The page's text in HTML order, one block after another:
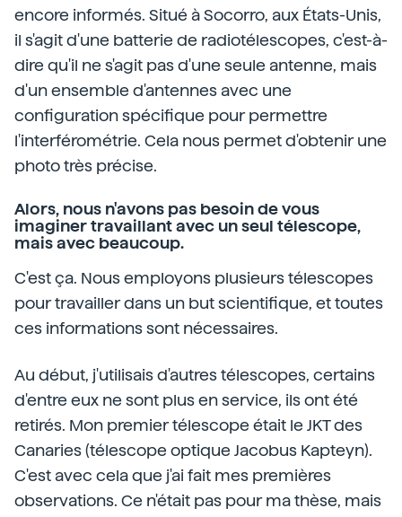
encore informés. Situé à Socorro, aux États-Unis,
il s'agit d'une batterie de radiotélescopes, c'est-à-
dire qu'il ne s'agit pas d'une seule antenne, mais
d'un ensemble d'antennes avec une
configuration spécifique pour permettre
l'interférométrie. Cela nous permet d'obtenir une
photo très précise.
Alors, nous n'avons pas besoin de vous
imaginer travaillant avec un seul télescope,
mais avec beaucoup.
C'est ça. Nous employons plusieurs télescopes
pour travailler dans un but scientifique, et toutes
ces informations sont nécessaires.
Au début, j'utilisais d'autres télescopes, certains
d'entre eux ne sont plus en service, ils ont été
retirés. Mon premier télescope était le JKT des
Canaries (télescope optique Jacobus Kapteyn).
C'est avec cela que j'ai fait mes premières
observations. Ce n'était pas pour ma thèse, mais